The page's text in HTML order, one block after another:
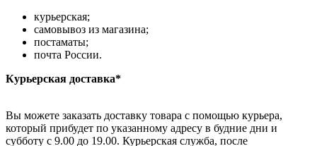
курьерская;
самовывоз из магазина;
постаматы;
почта России.
Курьерская доставка*
Вы можете заказать доставку товара с помощью курьера,
который прибудет по указанному адресу в будние дни и
субботу с 9.00 до 19.00. Курьерская служба, после